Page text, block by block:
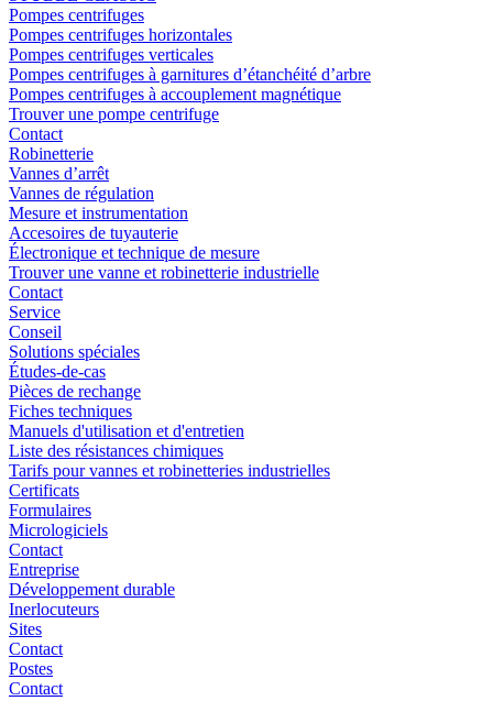
Pompes centrifuges
Pompes centrifuges horizontales
Pompes centrifuges verticales
Pompes centrifuges à garnitures d’étanchéité d’arbre
Pompes centrifuges à accouplement magnétique
Trouver une pompe centrifuge
Contact
Robinetterie
Vannes d’arrêt
Vannes de régulation
Mesure et instrumentation
Accesoires de tuyauterie
Électronique et technique de mesure
Trouver une vanne et robinetterie industrielle
Contact
Service
Conseil
Solutions spéciales
Études-de-cas
Pièces de rechange
Fiches techniques
Manuels d'utilisation et d'entretien
Liste des résistances chimiques
Tarifs pour vannes et robinetteries industrielles
Certificats
Formulaires
Micrologiciels
Contact
Entreprise
Développement durable
Inerlocuteurs
Sites
Contact
Postes
Contact